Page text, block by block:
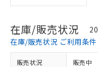
在庫/販売状況
在庫/販売状況 ご利用条件
販売状況 販売中